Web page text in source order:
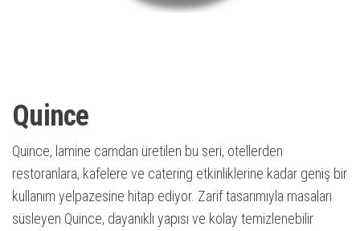
Quince
Quince, lamine camdan üretilen bu seri, otellerden
restoranlara, kafelere ve catering etkinliklerine kadar geniş bir
kullanım yelpazesine hitap ediyor. Zarif tasarımıyla masaları
süsleyen Quince, dayanıklı yapısı ve kolay temizlenebilir